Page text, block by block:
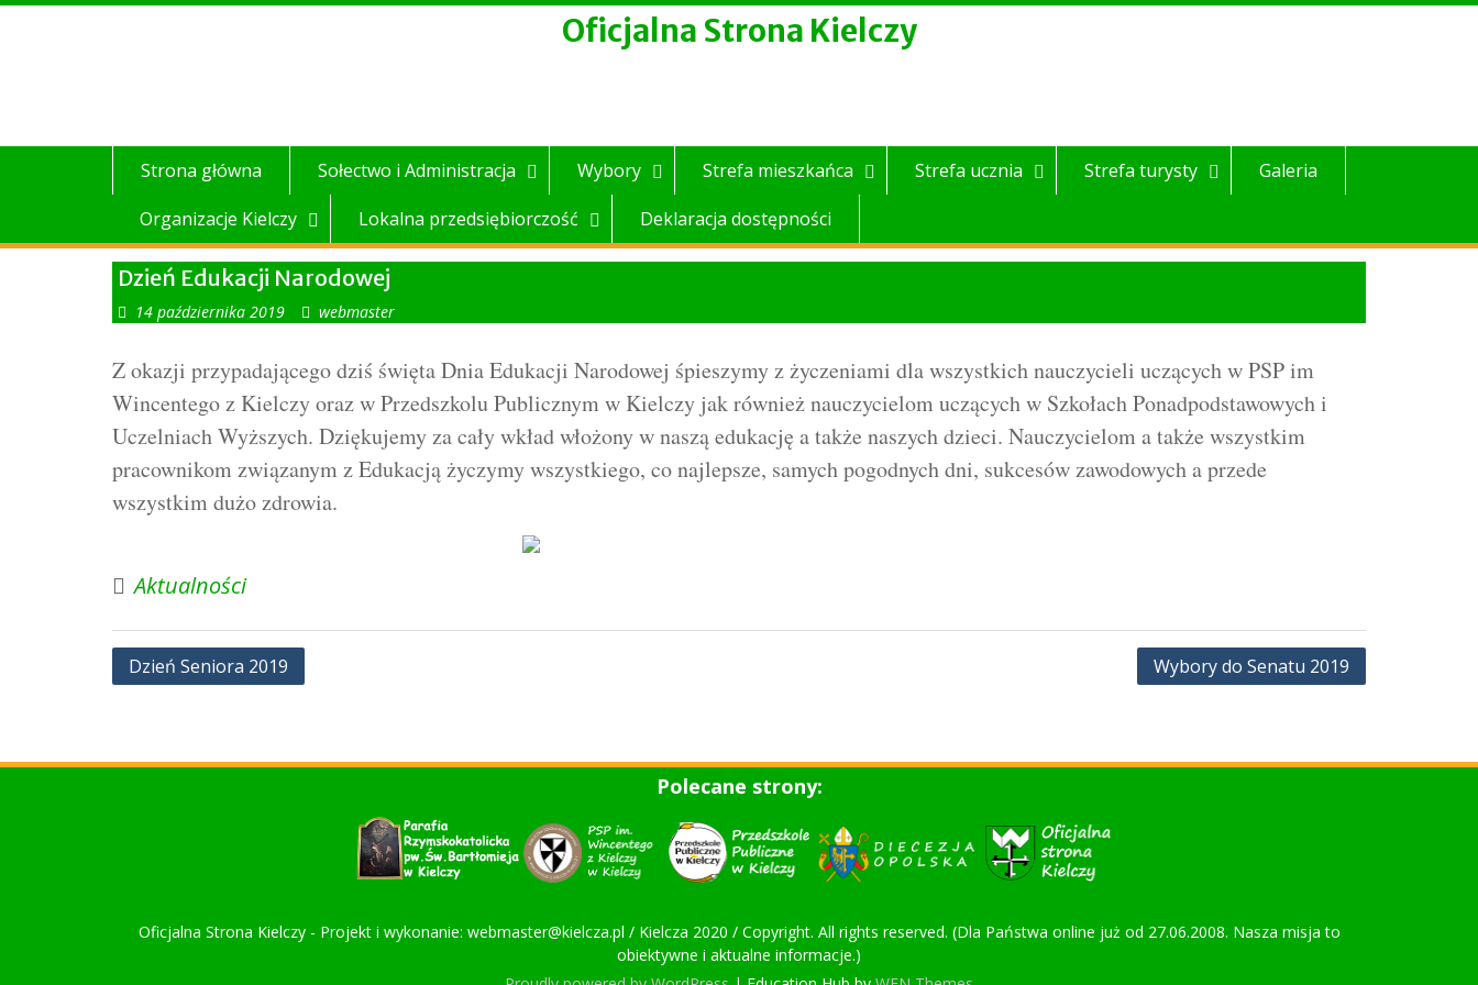
Skip
Oficjalna Strona Kielczy
Strona główna Sołectwo i Administracja Wybory Strefa mieszkańca Strefa ucznia Strefa turysty
Galeria
Organizacje Kielczy
Lokalna przedsiębiorczość Deklaracja dostępności
Dzień Edukacji Narodowej
14 października 2019 webmaster
Z okazji przypadającego dziś święta Dnia Edukacji Narodowej śpieszymy z życzeniami dla wszystkich nauczycieli uczących w PSP im
Wincentego z Kielczy oraz w Przedszkolu Publicznym w Kielczy jak również nauczycielom uczących w Szkołach Ponadpodstawowych i
Uczelniach Wyższych. Dziękujemy za cały wkład włożony w naszą edukację a także naszych dzieci. Nauczycielom a także wszystkim
pracownikom związanym z Edukacją życzymy wszystkiego, co najlepsze, samych pogodnych dni, sukcesów zawodowych a przede
wszystkim dużo zdrowia.
Aktualności
Nawigacja
Dzień Seniora 2019 Wybory do Senatu 2019
Polecane strony:
Oficjalna Strona Kielczy - Projekt i wykonanie: webmaster@kielcza.pl / Kielcza 2020 / Copyright. All rights reserved. (Dla Państwa online już od 27.06.2008. Nasza misja to
obiektywne i aktualne informacje.)